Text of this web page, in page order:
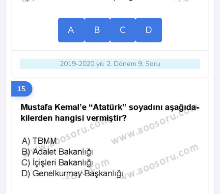
A B C D
2019-2020 yılı 2. Dönem 9. Soru
15.